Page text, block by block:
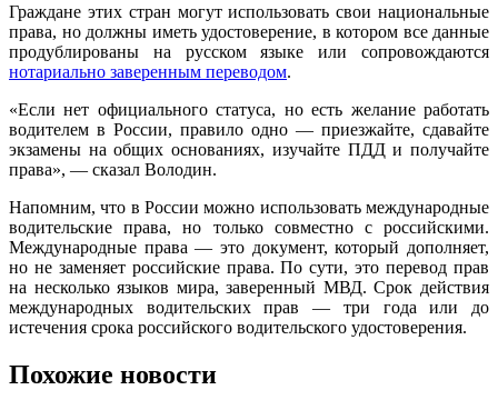
Граждане этих стран могут использовать свои национальные
права, но должны иметь удостоверение, в котором все данные
продублированы на русском языке или сопровождаются
нотариально заверенным переводом.
«Если нет официального статуса, но есть желание работать
водителем в России, правило одно — приезжайте, сдавайте
экзамены на общих основаниях, изучайте ПДД и получайте
права», — сказал Володин.
Напомним, что в России можно использовать международные
водительские права, но только совместно с российскими.
Международные права — это документ, который дополняет,
но не заменяет российские права. По сути, это перевод прав
на несколько языков мира, заверенный МВД. Срок действия
международных водительских прав — три года или до
истечения срока российского водительского удостоверения.
Похожие новости